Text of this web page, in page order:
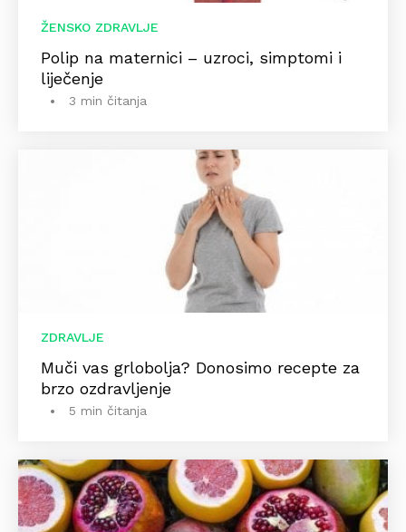
ŽENSKO ZDRAVLJE
Polip na maternici – uzroci, simptomi i
liječenje
3 min čitanja
ZDRAVLJE
Muči vas grlobolja? Donosimo recepte za
brzo ozdravljenje
5 min čitanja